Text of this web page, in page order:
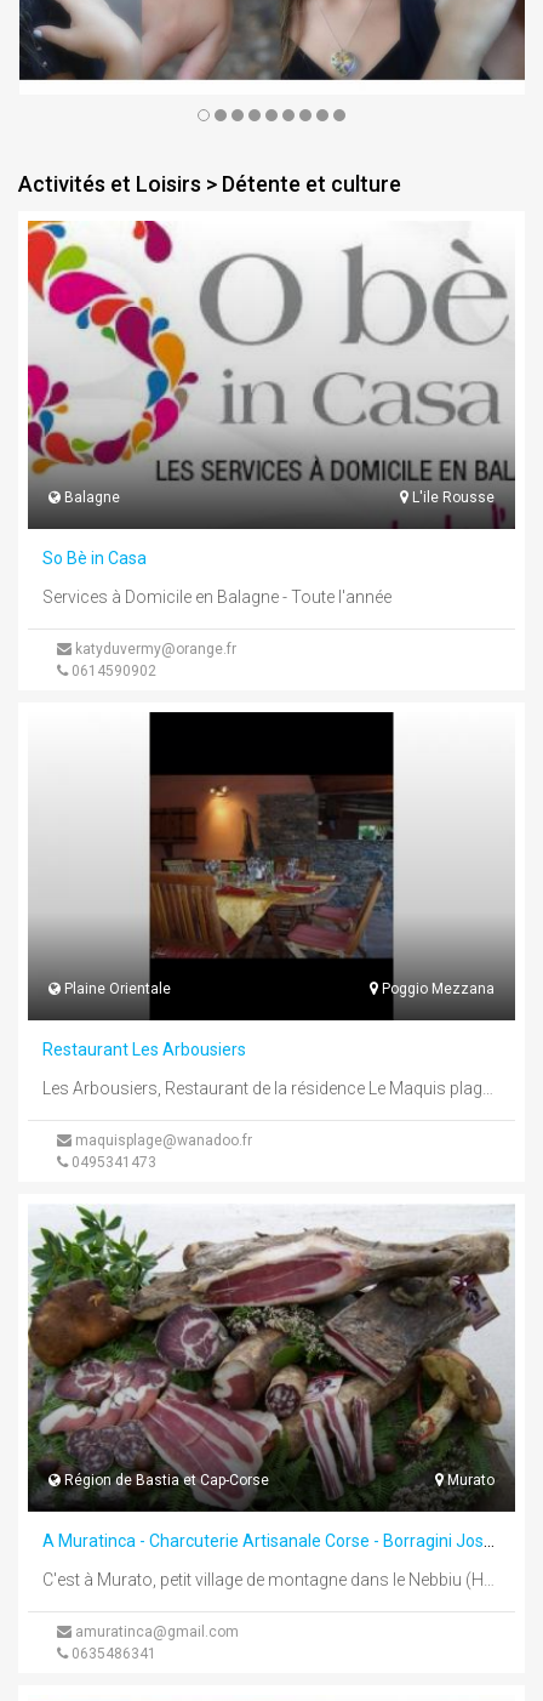
Activités et Loisirs > Détente et culture
Balagne L'ile Rousse
So Bè in Casa
Services à Domicile en Balagne - Toute l'année
katyduvermy@orange.fr
0614590902
Plaine Orientale Poggio Mezzana
Restaurant Les Arbousiers
maquisplage@wanadoo.fr
0495341473
Région de Bastia et Cap-Corse Murato
amuratinca@gmail.com
0635486341